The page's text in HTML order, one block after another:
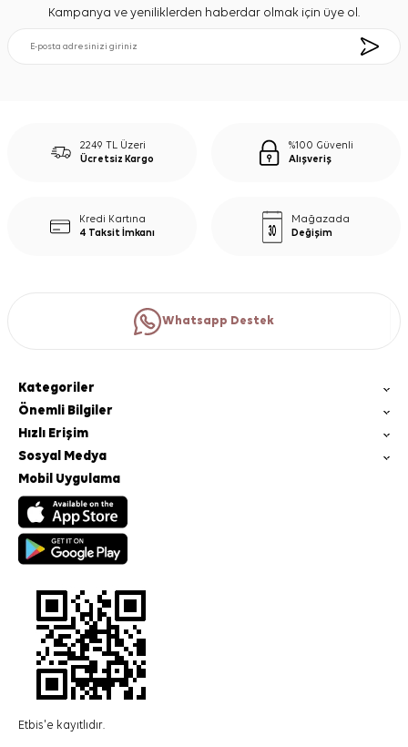
Kampanya ve yeniliklerden haberdar olmak için üye ol.
2249 TL Üzeri
Ücretsiz Kargo
%100 Güvenli
Alışveriş
Kredi Kartına
4 Taksit İmkanı
Mağazada
Değişim
Whatsapp Destek
Kategoriler
Önemli Bilgiler
Hızlı Erişim
Sosyal Medya
Mobil Uygulama
Etbis'e kayıtlıdır.